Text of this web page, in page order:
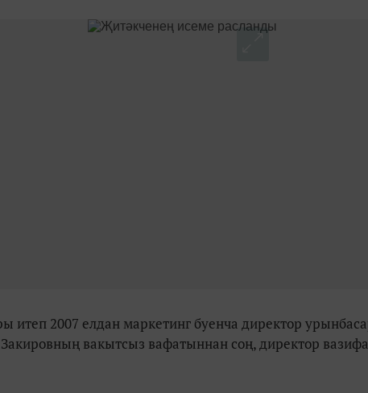
итеп 2007 елдан маркетинг буенча директор
вакытсыз вафатыннан соң, директор